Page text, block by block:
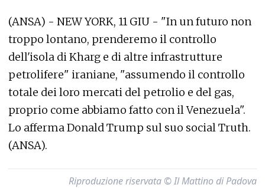
(ANSA) - NEW YORK, 11 GIU - "In un futuro non
troppo lontano, prenderemo il controllo
dell'isola di Kharg e di altre infrastrutture
petrolifere" iraniane, "assumendo il controllo
totale dei loro mercati del petrolio e del gas,
proprio come abbiamo fatto con il Venezuela".
Lo afferma Donald Trump sul suo social Truth.
(ANSA).
Riproduzione riservata © Il Mattino di Padova